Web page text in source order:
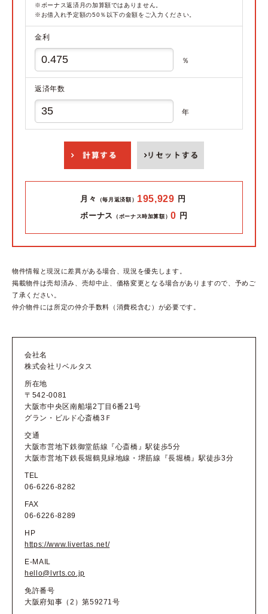
※ボーナス返済月の加算額ではありません。
※お借入れ予定額の50％以下の金額をご入力ください。
金利
％
返済年数
年
月々 （毎月返済額） 195,929 円
ボーナス
（ボーナス時加算額）0 円
物件情報と現況に差異がある場合、現況を優先します。
掲載物件は売却済み、売却中止、価格変更となる場合がありますので、予めご
了承ください。
仲介物件には所定の仲介手数料（消費税含む）が必要です。
会社名
株式会社リベルタス
所在地
〒542-0081
大阪市中央区南船場2丁目6番21号
グラン・ビルド心斎橋3Ｆ
交通
大阪市営地下鉄御堂筋線『心斎橋』駅徒歩5分
大阪市営地下鉄長堀鶴見緑地線・堺筋線『長堀橋』駅徒歩3分
TEL
06-6226-8282
FAX
06-6226-8289
HP
https://www.livertas.net/
E-MAIL
hello@lvrts.co.jp
免許番号
大阪府知事（2）第59271号